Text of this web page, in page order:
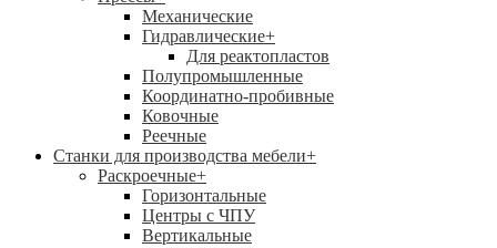
Механические
Гидравлические+
Для реактопластов
Полупромышленные
Координатно-пробивные
Ковочные
Реечные
Станки для производства мебели+
Раскроечные+
Горизонтальные
Центры с ЧПУ
Вертикальные